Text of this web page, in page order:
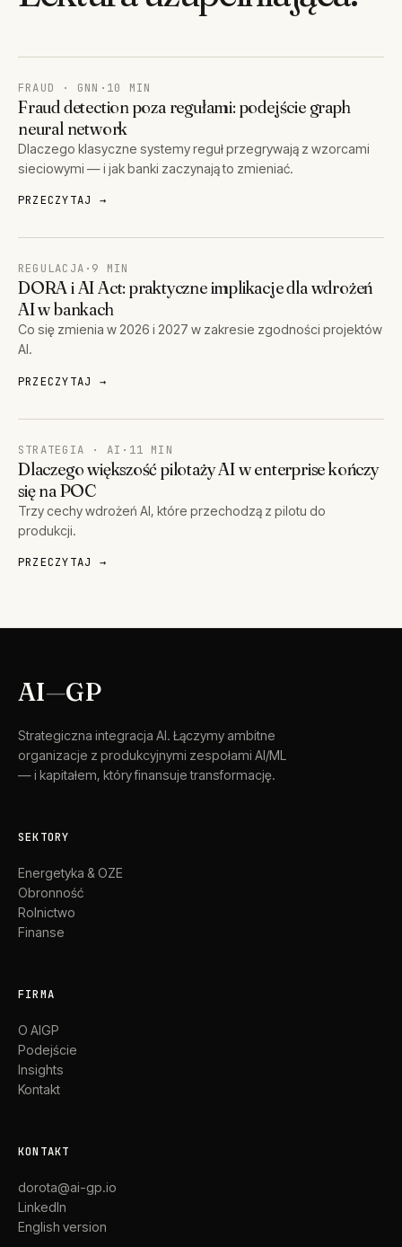
FRAUD · GNN · 10 MIN
Fraud detection poza regułami: podejście graph
neural network
Dlaczego klasyczne systemy reguł przegrywają z wzorcami
sieciowymi — i jak banki zaczynają to zmieniać.
PRZECZYTAJ →
REGULACJA · 9 MIN
DORA i AI Act: praktyczne implikacje dla wdrożeń
AI w bankach
Co się zmienia w 2026 i 2027 w zakresie zgodności projektów
AI.
PRZECZYTAJ →
STRATEGIA · AI · 11 MIN
Dlaczego większość pilotaży AI w enterprise kończy
się na POC
Trzy cechy wdrożeń AI, które przechodzą z pilotu do
produkcji.
PRZECZYTAJ →
AI—GP
Strategiczna integracja AI. Łączymy ambitne
organizacje z produkcyjnymi zespołami AI/ML
— i kapitałem, który finansuje transformację.
SEKTORY
Energetyka & OZE
Obronność
Rolnictwo
Finanse
FIRMA
O AIGP
Podejście
Insights
Kontakt
KONTAKT
dorota@ai-gp.io
LinkedIn
English version